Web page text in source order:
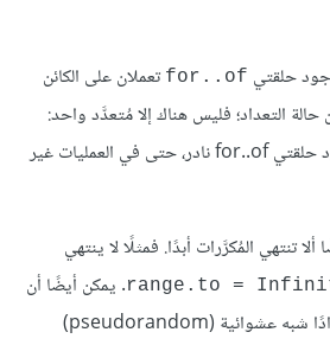
حلقتي for..of تعملان على الكائن
التعداد؛ فليس هناك إلا مُتعدَّد واحد:
الكائن نفسه. لكن أصلًا وجود حلقتي for..of نادر، حتى في العمليات غير
تنتهي المُكرَّرات أبدًا. فمثلًا لا ينتهي
range.to =. يمكن أيضًا أن
نصنع كائن مُتعدَّد يولّد أعدادًا شبه عشوائية (pseudorandom)